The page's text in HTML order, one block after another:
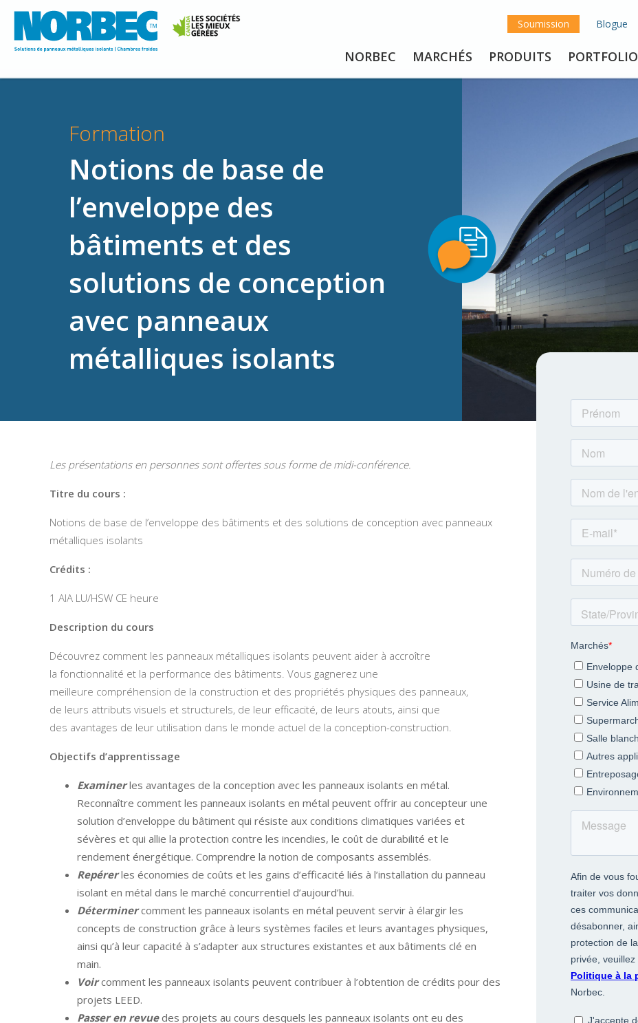
Soumission Blogue
NORBEC MARCHÉS PRODUITS PORTFOLIO
Formation
Notions de base de
l’enveloppe des
bâtiments et des
solutions de conception
avec panneaux
métalliques isolants
Les présentations en personnes sont offertes sous forme de midi-conférence.
Titre du cours :
Notions de base de l’enveloppe des bâtiments et des solutions de conception avec panneaux
métalliques isolants
Crédits :
1 AIA LU/HSW CE heure
Description du cours
Découvrez comment les panneaux métalliques isolants peuvent aider à accroître
la fonctionnalité et la performance des bâtiments. Vous gagnerez une
meilleure compréhension de la construction et des propriétés physiques des panneaux,
de leurs attributs visuels et structurels, de leur efficacité, de leurs atouts, ainsi que
des avantages de leur utilisation dans le monde actuel de la conception-construction.
Objectifs d’apprentissage
Examinerles avantages de la conception avec les panneaux isolants en métal.
Reconnaître comment les panneaux isolants en métal peuvent offrir au concepteur une
solution d’enveloppe du bâtiment qui résiste aux conditions climatiques variées et
sévères et qui allie la protection contre les incendies, le coût de durabilité et le
rendement énergétique. Comprendre la notion de composants assemblés.
Repérerles économies de coûts et les gains d’efficacité liés à l’installation du panneau
isolant en métal dans le marché concurrentiel d’aujourd’hui.
Déterminercomment les panneaux isolants en métal peuvent servir à élargir les
concepts de construction grâce à leurs systèmes faciles et leurs avantages physiques,
ainsi qu’à leur capacité à s’adapter aux structures existantes et aux bâtiments clé en
main.
Voircomment les panneaux isolants peuvent contribuer à l’obtention de crédits pour des
projets LEED.
Passer en revuedes projets au cours desquels les panneaux isolants ont eu des